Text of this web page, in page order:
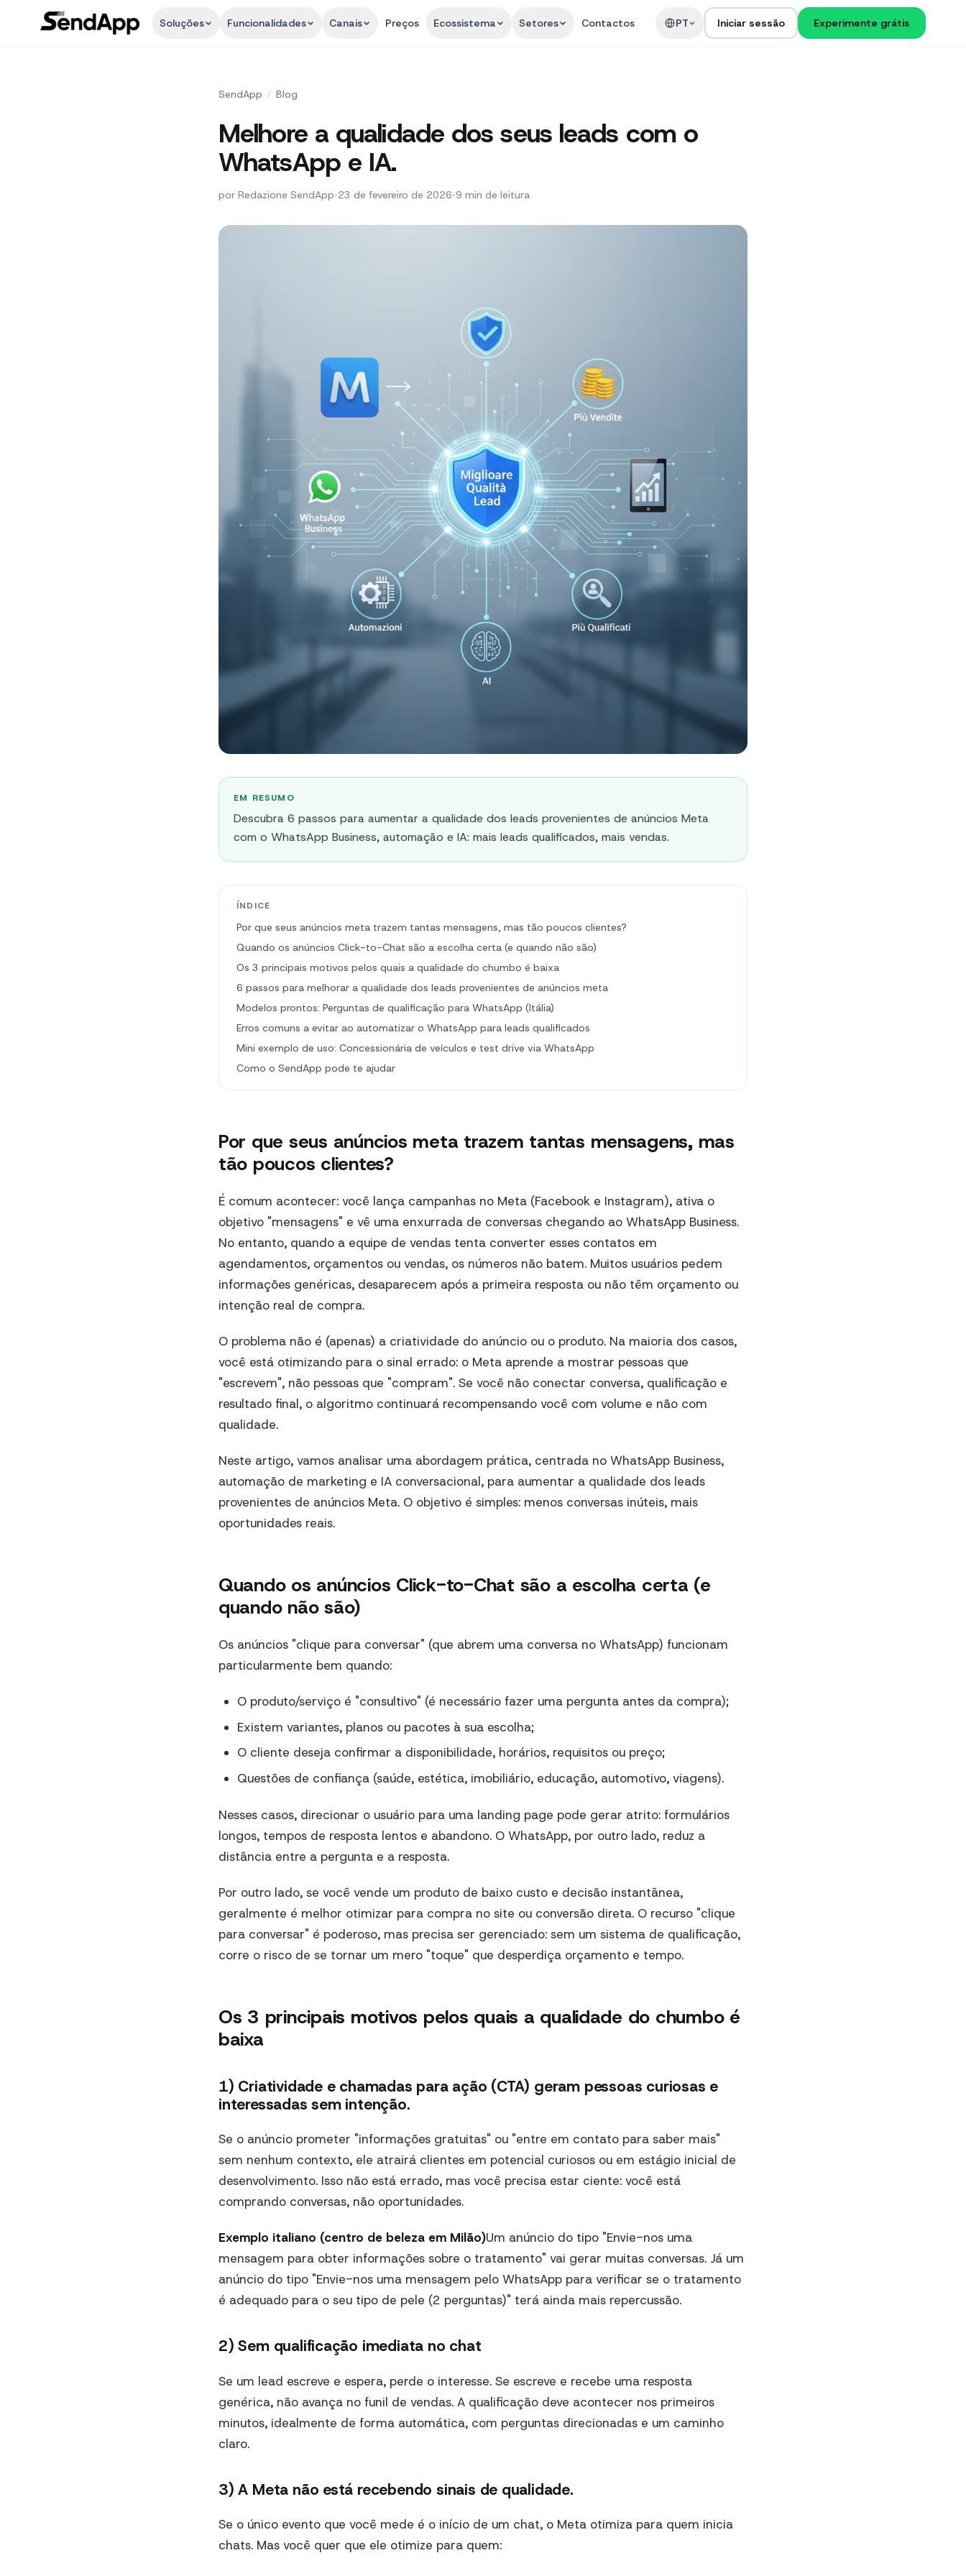
Soluções Funcionalidades Canais Preços Ecossistema Setores Contactos PT Iniciar sessão Experimente grátis
SendApp / Blog
Melhore a qualidade dos seus leads com o
WhatsApp e IA.
por Redazione SendApp•23 de fevereiro de 2026•9 min de leitura
EM RESUMO
Descubra 6 passos para aumentar a qualidade dos leads provenientes de anúncios Meta
com o WhatsApp Business, automação e IA: mais leads qualificados, mais vendas.
ÍNDICE
Por que seus anúncios meta trazem tantas mensagens, mas tão poucos clientes?
Quando os anúncios Click-to-Chat são a escolha certa (e quando não são)
Os 3 principais motivos pelos quais a qualidade do chumbo é baixa
6 passos para melhorar a qualidade dos leads provenientes de anúncios meta
Modelos prontos: Perguntas de qualificação para WhatsApp (Itália)
Erros comuns a evitar ao automatizar o WhatsApp para leads qualificados
Mini exemplo de uso: Concessionária de veículos e test drive via WhatsApp
Como o SendApp pode te ajudar
Por que seus anúncios meta trazem tantas mensagens, mas
tão poucos clientes?
É comum acontecer: você lança campanhas no Meta (Facebook e Instagram), ativa o
objetivo "mensagens" e vê uma enxurrada de conversas chegando ao WhatsApp Business.
No entanto, quando a equipe de vendas tenta converter esses contatos em
agendamentos, orçamentos ou vendas, os números não batem. Muitos usuários pedem
informações genéricas, desaparecem após a primeira resposta ou não têm orçamento ou
intenção real de compra.
O problema não é (apenas) a criatividade do anúncio ou o produto. Na maioria dos casos,
você está otimizando para o sinal errado: o Meta aprende a mostrar pessoas que
"escrevem", não pessoas que "compram". Se você não conectar conversa, qualificação e
resultado final, o algoritmo continuará recompensando você com volume e não com
qualidade.
Neste artigo, vamos analisar uma abordagem prática, centrada no WhatsApp Business,
automação de marketing e IA conversacional, para aumentar a qualidade dos leads
provenientes de anúncios Meta. O objetivo é simples: menos conversas inúteis, mais
oportunidades reais.
Quando os anúncios Click-to-Chat são a escolha certa (e
quando não são)
Os anúncios "clique para conversar" (que abrem uma conversa no WhatsApp) funcionam
particularmente bem quando:
O produto/serviço é "consultivo" (é necessário fazer uma pergunta antes da compra);
Existem variantes, planos ou pacotes à sua escolha;
O cliente deseja confirmar a disponibilidade, horários, requisitos ou preço;
Questões de confiança (saúde, estética, imobiliário, educação, automotivo, viagens).
Nesses casos, direcionar o usuário para uma landing page pode gerar atrito: formulários
longos, tempos de resposta lentos e abandono. O WhatsApp, por outro lado, reduz a
distância entre a pergunta e a resposta.
Por outro lado, se você vende um produto de baixo custo e decisão instantânea,
geralmente é melhor otimizar para compra no site ou conversão direta. O recurso "clique
para conversar" é poderoso, mas precisa ser gerenciado: sem um sistema de qualificação,
corre o risco de se tornar um mero "toque" que desperdiça orçamento e tempo.
Os 3 principais motivos pelos quais a qualidade do chumbo é
baixa
1) Criatividade e chamadas para ação (CTA) geram pessoas curiosas e
interessadas sem intenção.
Se o anúncio prometer "informações gratuitas" ou "entre em contato para saber mais"
sem nenhum contexto, ele atrairá clientes em potencial curiosos ou em estágio inicial de
desenvolvimento. Isso não está errado, mas você precisa estar ciente: você está
comprando conversas, não oportunidades.
Exemplo italiano (centro de beleza em Milão)Um anúncio do tipo "Envie-nos uma
mensagem para obter informações sobre o tratamento" vai gerar muitas conversas. Já um
anúncio do tipo "Envie-nos uma mensagem pelo WhatsApp para verificar se o tratamento
é adequado para o seu tipo de pele (2 perguntas)" terá ainda mais repercussão.
2) Sem qualificação imediata no chat
Se um lead escreve e espera, perde o interesse. Se escreve e recebe uma resposta
genérica, não avança no funil de vendas. A qualificação deve acontecer nos primeiros
minutos, idealmente de forma automática, com perguntas direcionadas e um caminho
claro.
3) A Meta não está recebendo sinais de qualidade.
Se o único evento que você mede é o início de um chat, o Meta otimiza para quem inicia
chats. Mas você quer que ele otimize para quem: